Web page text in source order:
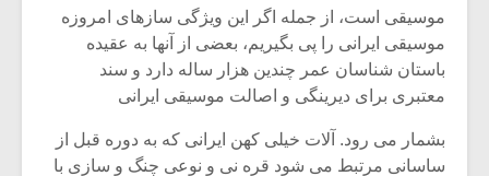
موسیقی است، از جمله اگر این ویژگی سازهای امروزه
موسیقی ایرانی را پی بگیریم، بعضی از آنها به عقیده
باستان شناسان عمر چندین هزار ساله دارد و سند
معتبری برای دیرینگی و اصالت موسیقی ایرانی
بشمار می رود. آلات خیلی کهن ایرانی که به دوره قبل از
ساسانی مرتبط می شود قره نی و نوعی چنگ و سازی با